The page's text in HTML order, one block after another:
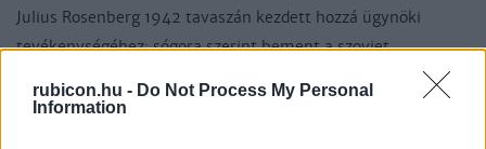
rubicon.hu - Do Not Process My Personal
Information
Julius Rosenberg 1942 tavaszán kezdett hozzá ügynöki
tevékenységéhez: sógora szerint bement a szovjet
konzulátusra és felkínálta szolgálatait. Ethel Rosenberg
öccse, David Greenglass 1943-ban az új-mexikói Los